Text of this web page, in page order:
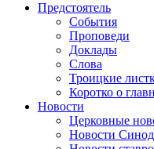
Предстоятель
События
Проповеди
Доклады
Слова
Троицкие
Коротко о
Новости
Церковные
Новости